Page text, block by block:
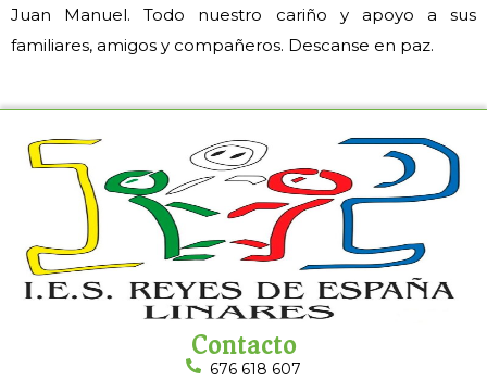
Juan Manuel. Todo nuestro cariño y apoyo a sus
familiares, amigos y compañeros. Descanse en paz.
Contacto
676 618 607